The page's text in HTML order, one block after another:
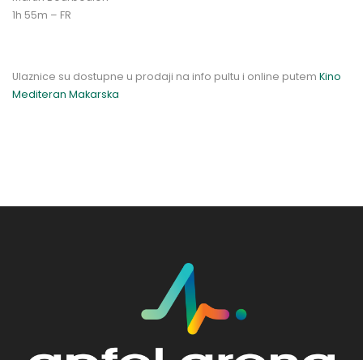
1h 55m – FR
Ulaznice su dostupne u prodaji na info pultu i online putem Kino
Mediteran Makarska